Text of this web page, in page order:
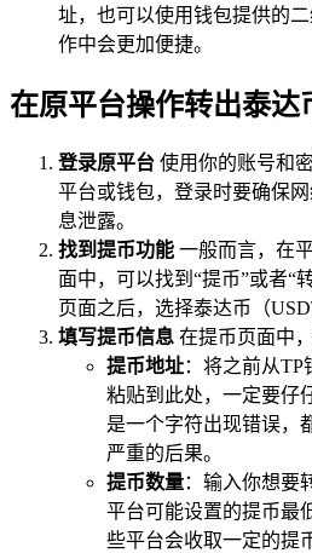
址，也可以使用钱包提供的
作中会更加便捷。
在原平台操作转出泰达
登录原平台 使用你的账号和
平台或钱包，登录时要确保
息泄露。
找到提币功能 一般而言，在
面中，可以找到“提币”或者“
页面之后，选择泰达币（
填写提币信息 在提币页面中
提币地址：将之前从
粘贴到此处，一定要仔
是一个字符出现错误，
严重的后果。
提币数量：输入你想要
平台可能设置的提币最
些平台会收取一定的提